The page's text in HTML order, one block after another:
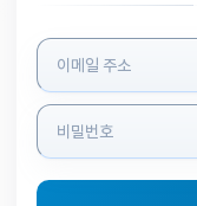
로그인 정보 입력